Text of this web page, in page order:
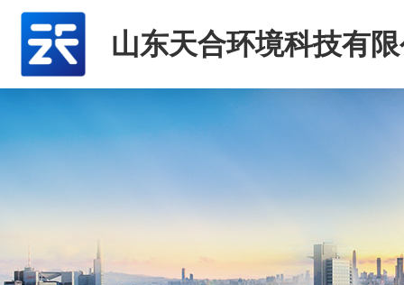
山东天合环境科技有